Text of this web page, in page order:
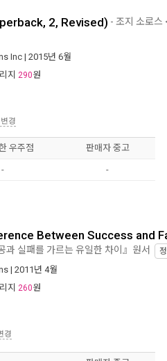
2, Revised) - 조지 소로스
Inc | 2015년 6월
지 290원
경
우주점 판매자 중고
- -
Between Success and
과 실패를 가르는 유일한 차이』원서
| 2011년 4월
지 260원
경